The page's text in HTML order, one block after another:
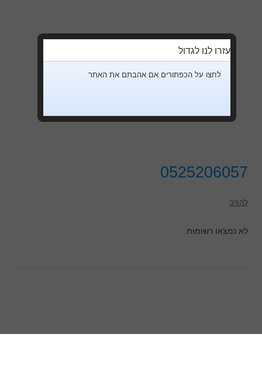
0525206057
להגיב
לא נמצאו רשומות.
עזרו לנו לגדול
לחצו על הכפתורים אם אהבתם את האתר